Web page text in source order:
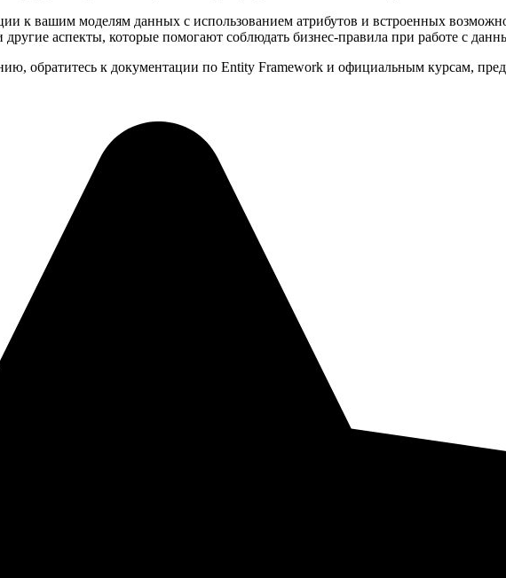
к вашим моделям данных с использованием атрибутов и встроенных
аспекты, которые помогают соблюдать бизнес-правила при работе с
обратитесь к документации по Entity Framework и официальным курсам,